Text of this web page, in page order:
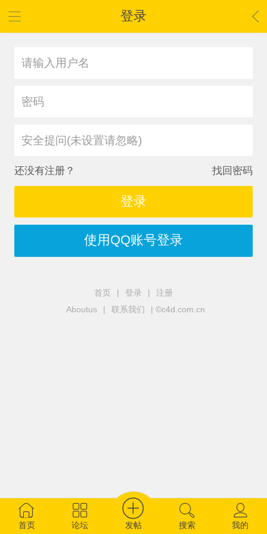
登录
安全提问(未设置请忽略)
还没有注册？ 找回密码
登录
使用QQ账号登录
首页 | 登录 |
注册
Aboutus
| 联系我们 | ©c4d.com.cn
首页 论坛 发帖 搜索 我的